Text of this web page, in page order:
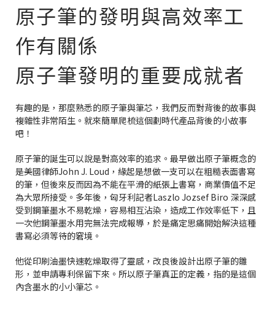
原子筆的發明與高效率工
作有關係
原子筆發明的重要成就者
有趣的是，那麼熟悉的原子筆與筆芯，我們反而對背後的故事與
複雜性非常陌生。就來簡單爬梳這個劃時代產品背後的小故事
吧！
原子筆的誕生可以說是對高效率的追求。最早做出原子筆概念的
是美國律師John J. Loud，緣起是想做一支可以在粗糙表面書寫
的筆，但後來反而因為不能在平滑的紙張上書寫，商業價值不足
為大眾所接受。多年後，匈牙利記者Laszlo Jozsef Biro 深深感
受到鋼筆墨水不易乾燥，容易相互沾染，造成工作效率低下，且
一次他鋼筆墨水用完無法完成報導，於是痛定思痛開始解決這種
書寫必須等待的窘境。
他從印刷油墨快速乾燥取得了靈感，改良後設計出原子筆的雛
形，並申請專利保留下來。所以原子筆真正的定義，指的是這個
內含墨水的小小筆芯。